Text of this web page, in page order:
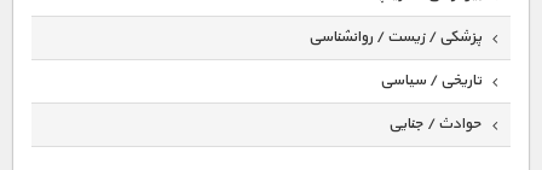
پزشکی / زیست / روانشناسی
تاریخی / سیاسی
حوادث / جنایی